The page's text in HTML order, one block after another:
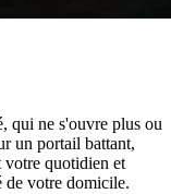
qui ne s'ouvre plus ou
un portail battant,
votre quotidien et
de votre domicile.